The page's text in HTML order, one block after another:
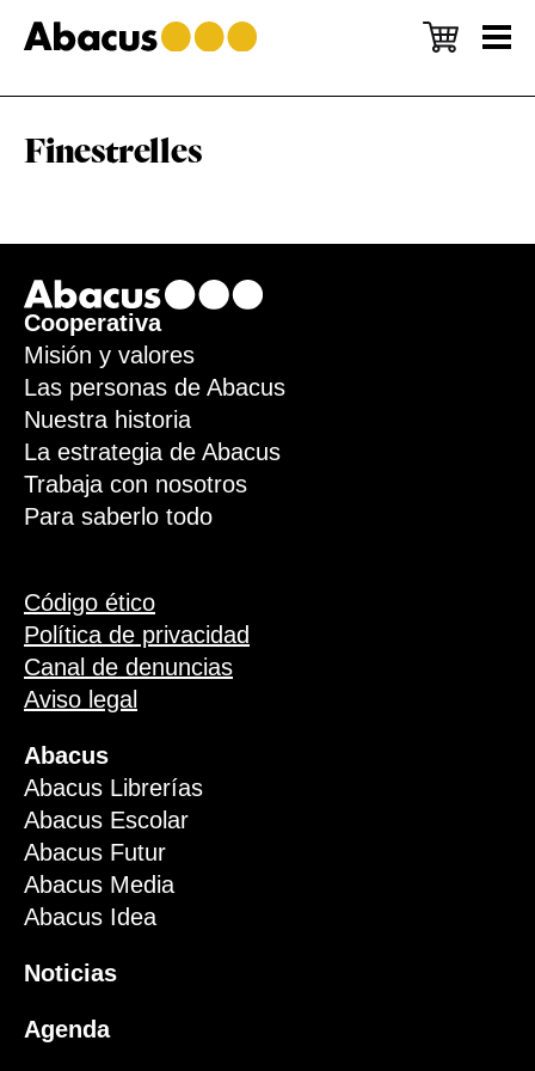
al
contenido
a
la
lateral
al
pie
página
Finestrelles
Footer
Cooperativa
Misión y valores
Las personas de Abacus
Nuestra historia
La estrategia de Abacus
Trabaja con nosotros
Para saberlo todo
Código ético
Política de privacidad
Canal de denuncias
Aviso legal
Abacus
Abacus Librerías
Abacus Escolar
Abacus Futur
Abacus Media
Abacus Idea
Noticias
Agenda